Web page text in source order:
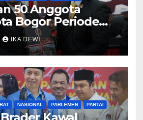
50 Anggota
Bogor Periode
Pimpinan
DPRD Pastikan
Rakyat
IKA DEWI
NASIONAL PARLEMEN PARTAI